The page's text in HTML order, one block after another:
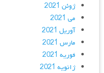
ژوئن 2021
می 2021
آوریل 2021
مارس 2021
فوریه 2021
ژانویه 2021